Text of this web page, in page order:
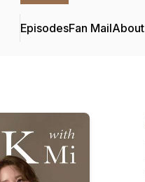
EpisodesFan MailAbout